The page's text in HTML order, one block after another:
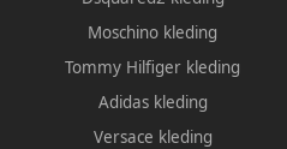
Moschino kleding
Tommy Hilfiger kleding
Adidas kleding
Versace kleding